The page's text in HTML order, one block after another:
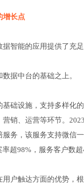
增长点
智能的应用提供了充
据中台的基础之上。
础设施，支持多样化
销、运营等环节。
务，该服务支持微信
超98%，服务客户数超
户触达方面的优势，